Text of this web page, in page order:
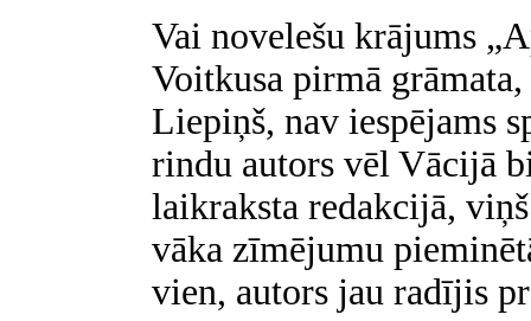
Vai novelešu krājums
Voitkusa pirmā
Liepiņš, nav iespējams
rindu autors vēl Vācijā
laikraksta redakcijā,
vāka zīmējumu
vien, autors jau radījis